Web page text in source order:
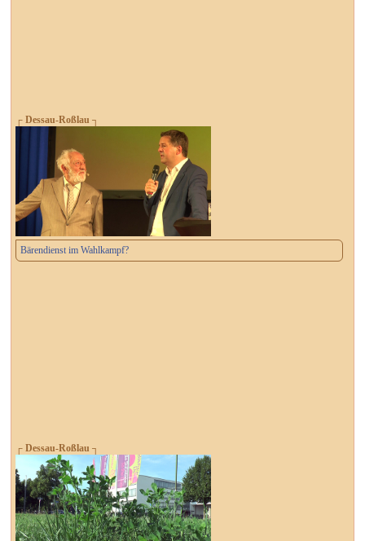
┌ Dessau-Roßlau ┐
Bärendienst im Wahlkampf?
┌ Dessau-Roßlau ┐